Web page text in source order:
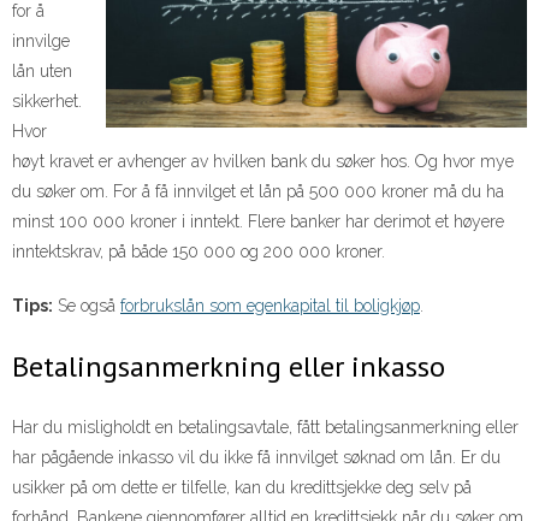
for å
innvilge
lån uten
sikkerhet.
Hvor
høyt kravet er avhenger av hvilken bank du søker hos. Og hvor mye
du søker om. For å få innvilget et lån på 500 000 kroner må du ha
minst 100 000 kroner i inntekt. Flere banker har derimot et høyere
inntektskrav, på både 150 000 og 200 000 kroner.
Tips: Se også forbrukslån som egenkapital til boligkjøp.
Betalingsanmerkning eller inkasso
Har du misligholdt en betalingsavtale, fått betalingsanmerkning eller
har pågående inkasso vil du ikke få innvilget søknad om lån. Er du
usikker på om dette er tilfelle, kan du kredittsjekke deg selv på
forhånd. Bankene gjennomfører alltid en kredittsjekk når du søker om